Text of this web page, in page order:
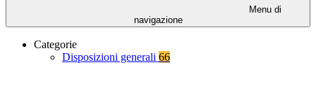
Menu di
navigazione
Categorie
Disposizioni generali 66